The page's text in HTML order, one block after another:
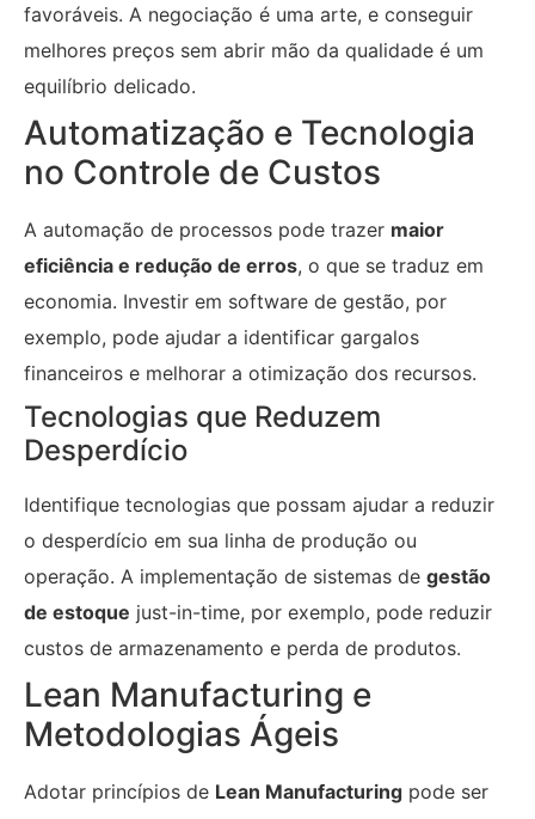
favoráveis. A negociação é uma arte, e conseguir
melhores preços sem abrir mão da qualidade é um
equilíbrio delicado.
Automatização e Tecnologia
no Controle de Custos
A automação de processos pode trazer maior
eficiência e redução de erros, o que se traduz em
economia. Investir em software de gestão, por
exemplo, pode ajudar a identificar gargalos
financeiros e melhorar a otimização dos recursos.
Tecnologias que Reduzem
Desperdício
Identifique tecnologias que possam ajudar a reduzir
o desperdício em sua linha de produção ou
operação. A implementação de sistemas de gestão
de estoque just-in-time, por exemplo, pode reduzir
custos de armazenamento e perda de produtos.
Lean Manufacturing e
Metodologias Ágeis
Adotar princípios de Lean Manufacturing pode ser